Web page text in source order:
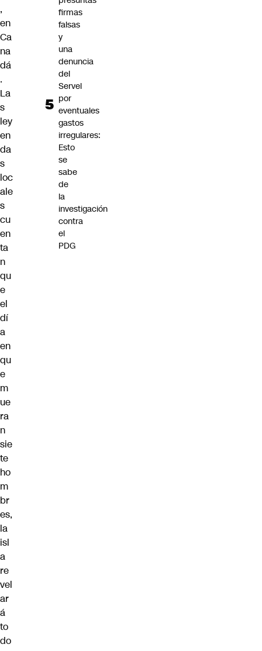
,
en
Ca
na
dá
.
La
s
ley
en
da
s
loc
ale
s
cu
en
ta
n
qu
e
el
dí
a
en
qu
e
m
ue
ra
n
sie
te
ho
m
br
es,
la
isl
a
re
vel
ar
á
to
do
firmas
falsas
y
una
denuncia
del
Servel
por
eventuales
gastos
irregulares:
Esto
se
sabe
de
la
investigación
contra
el
PDG